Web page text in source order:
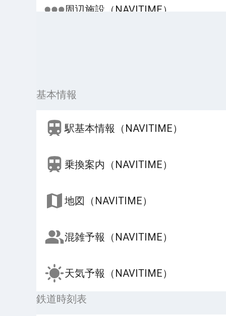
周辺施設（NAVITIME）
基本情報
駅基本情報（NAVITIME）
乗換案内（NAVITIME）
地図（NAVITIME）
混雑予報（NAVITIME）
天気予報（NAVITIME）
鉄道時刻表